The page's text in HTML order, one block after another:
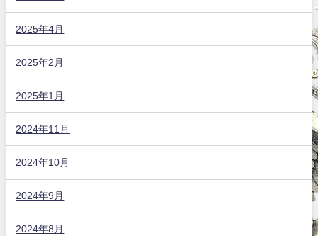
2025年4月
2025年2月
2025年1月
2024年11月
2024年10月
2024年9月
2024年8月